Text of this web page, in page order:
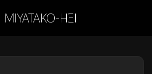
MIYATAKO-HEI